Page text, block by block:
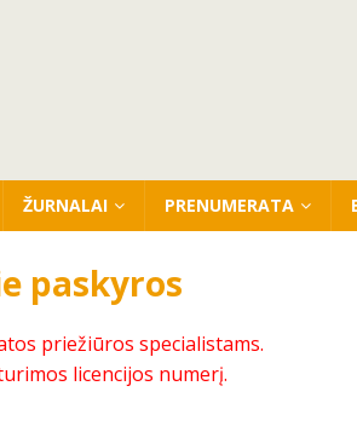
ŽURNALAI PRENUMERATA
paskyros
priežiūros specialistams.
licencijos numerį.